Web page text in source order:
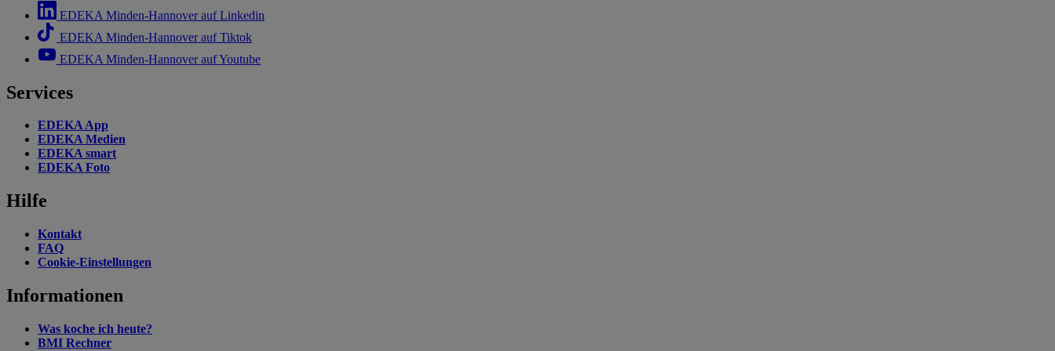
EDEKA Minden-Hannover auf Linkedin
EDEKA Minden-Hannover auf Tiktok
EDEKA Minden-Hannover auf Youtube
Services
EDEKA App
EDEKA Medien
EDEKA smart
EDEKA Foto
Hilfe
Kontakt
FAQ
Cookie-Einstellungen
Informationen
Was koche ich heute?
BMI Rechner